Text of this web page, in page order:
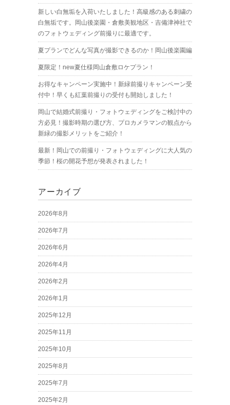
新しい白無垢を入荷いたしました！高級感のある刺繍の
白無垢です。岡山後楽園・倉敷美観地区・吉備津神社で
のフォトウェディング前撮りに最適です。
夏プランでどんな写真が撮影できるのか！岡山後楽園編
夏限定！new夏仕様岡山倉敷ロケプラン！
お得なキャンペーン実施中！新緑前撮りキャンペーン受
付中！早くも紅葉前撮りの受付も開始しました！
岡山で結婚式前撮り・フォトウェディングをご検討中の
方必見！撮影時期の選び方、プロカメラマンの観点から
新緑の撮影メリットをご紹介！
最新！岡山での前撮り・フォトウェディングに大人気の
季節！桜の開花予想が発表されました！
アーカイブ
2026年8月
2026年7月
2026年6月
2026年4月
2026年2月
2026年1月
2025年12月
2025年11月
2025年10月
2025年8月
2025年7月
2025年2月